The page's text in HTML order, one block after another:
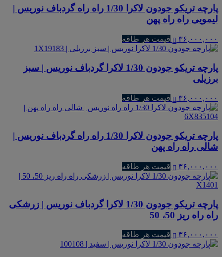
پارچه تریکو جودون لاکرا 1/30 راه راه گردباف نوریس |
لیمویی راه راه پهن
۳۶,۰۰۰,۰۰۰ قیمت هر طاقه
پارچه تریکو جودون 1/30 لاکرا گردباف نوریس | سبز
برزیلی
۳۶,۰۰۰,۰۰۰ قیمت هر طاقه
پارچه تریکو جودون لاکرا 1/30 راه راه گردباف نوریس |
شالی راه راه پهن
۳۶,۰۰۰,۰۰۰ قیمت هر طاقه
پارچه تریکو جودون 1/30 لاکرا گردباف نوریس | زرشکی
راه راه ریز 50، 50
۳۶,۰۰۰,۰۰۰ قیمت هر طاقه